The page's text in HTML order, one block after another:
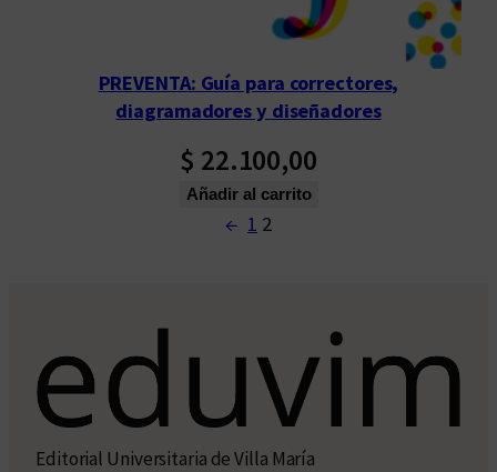
PREVENTA: Guía para correctores,
diagramadores y diseñadores
$ 22.100,00
Añadir al carrito
← 1 2
Editorial Universitaria de Villa María